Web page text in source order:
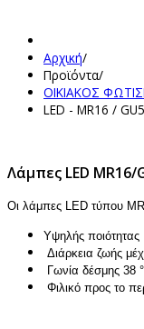
Αρχική/
Προϊόντα/
ΟΙΚΙΑΚΟΣ
LED - MR16 /
Λάμπες LED MR16/
Οι λάμπες LED τύπου
Υψηλής ποιότητας
Διάρκεια ζωής
Γωνία δέσμης 38
Φιλικό προς το